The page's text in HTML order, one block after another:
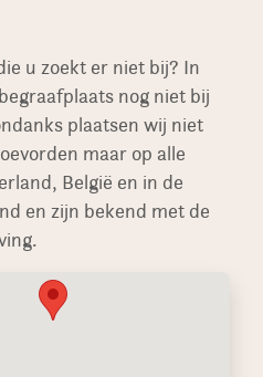
hebben wij op
u zoekt er niet bij? In
nog niet bij
plaatsen wij niet
maar op alle
België en in de
en zijn bekend met de